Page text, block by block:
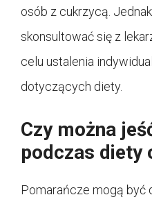
osób z cukrzycą.
skonsultować się z
celu ustalenia
dotyczących diety.
Czy można
podczas diety
Pomarańcze mogą być